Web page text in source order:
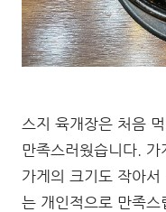
스지 육개장은 처음
만족스러웠습니다.
가게의 크기도 작아
는 개인적으로 만족